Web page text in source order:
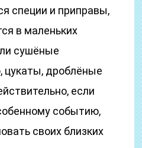
специи и приправы,
в маленьких
сушёные
цукаты, дроблёные
если
событию,
своих близких